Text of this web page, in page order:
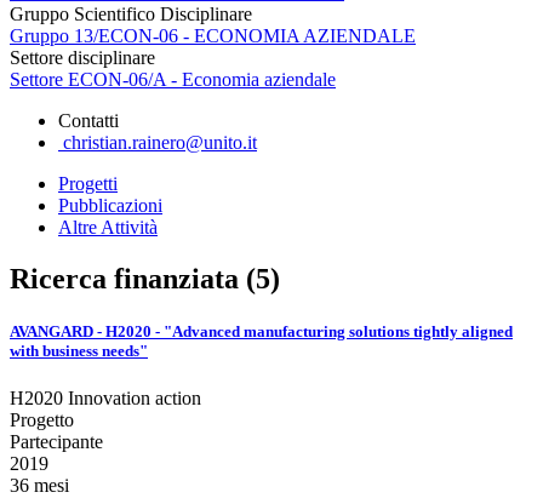
Gruppo Scientifico Disciplinare
Gruppo 13/ECON-06 - ECONOMIA AZIENDALE
Settore disciplinare
Settore ECON-06/A - Economia aziendale
Contatti
christian.rainero@unito.it
Progetti
Pubblicazioni
Altre Attività
Ricerca finanziata (5)
AVANGARD - H2020 - "Advanced manufacturing solutions tightly aligned
with business needs"
H2020 Innovation action
Progetto
Partecipante
2019
36 mesi